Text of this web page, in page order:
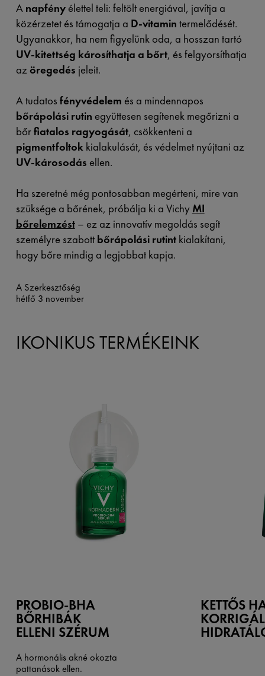
A napfényélettel teli: feltölt energiával, javítja a
közérzetet és támogatja a D-vitamin termelődését.
Ugyanakkor, ha nem figyelünk oda, a hosszan tartó
UV-kitettség károsíthatja a bőrt, és felgyorsíthatja
azöregedés jeleit.
A tudatos fényvédelem és a mindennapos
bőrápolási rutin együttesen segítenek megőrizni a
bőrfiatalos ragyogását, csökkenteni a
pigmentfoltokkialakulását, és védelmet nyújtani az
UV-károsodás ellen.
Ha szeretné még pontosabban megérteni, mire van
szüksége a bőrének, próbálja ki a Vichy MI
bőrelemzést– ez az innovatív megoldás segít
személyre szabott bőrápolási rutintkialakítani,
hogy bőre mindig a legjobbat kapja.
A Szerkesztőség
hétfő 3 november
IKONIKUS TERMÉKEINK
PROBIO-BHA
BŐRHIBÁK
ELLENI SZÉRUM
A hormonális akné okozta
pattanások ellen.
KETTŐS